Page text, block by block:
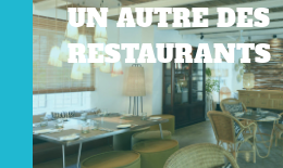
UN AUTRE DES
RESTAURANTS